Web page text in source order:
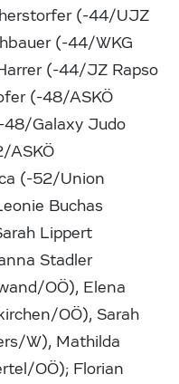
(-44/UJZ
(-44/WKG
(-44/JZ Rapso
(-48/ASKÖ
48/Galaxy Judo
ASKÖ
(-52/Union
Buchas
Lippert
Stadler
OÖ), Elena
OÖ), Sarah
W), Mathilda
OÖ); Florian